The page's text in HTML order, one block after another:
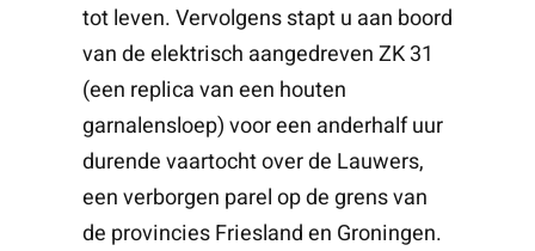
tot leven. Vervolgens stapt u aan boord
van de elektrisch aangedreven ZK 31
(een replica van een houten
garnalensloep) voor een anderhalf uur
durende vaartocht over de Lauwers,
een verborgen parel op de grens van
de provincies Friesland en Groningen.